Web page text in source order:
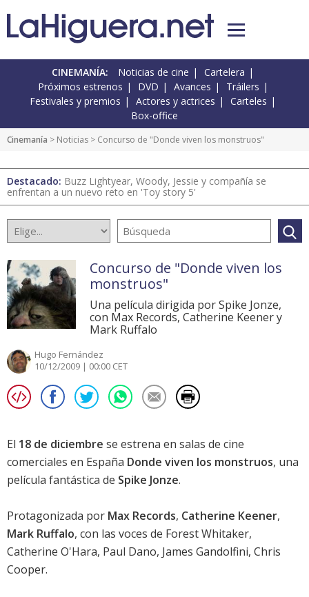
CINEMANÍA: Noticias de cine
Cartelera
Próximos estrenos
DVD Avances
Tráilers
Festivales y premios
Actores y actrices
Carteles
Box-office
Cinemanía > Noticias > Concurso de "Donde viven los monstruos"
Destacado: Buzz Lightyear, Woody, Jessie y compañía se
enfrentan a un nuevo reto en 'Toy story 5'
Concurso de "Donde viven los
monstruos"
Una película dirigida por Spike Jonze,
con Max Records, Catherine Keener y
Mark Ruffalo
Hugo Fernández
10/12/2009 | 00:00 CET
El 18 de diciembre se estrena en salas de cine
comerciales en España Donde viven los monstruos, una
película fantástica de Spike Jonze.
Protagonizada por Max Records, Catherine Keener,
Mark Ruffalo, con las voces de Forest Whitaker,
Catherine O'Hara, Paul Dano, James Gandolfini, Chris
Cooper.